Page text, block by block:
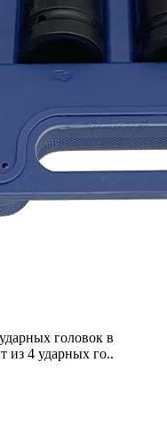
головок в
из 4 ударных го..